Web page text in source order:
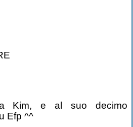
a Kim, e al suo decimo
Efp ^^